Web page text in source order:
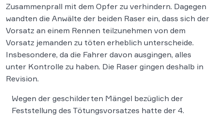
Zusammenprall mit dem Opfer zu verhindern. Dagegen
wandten die Anwälte der beiden Raser ein, dass sich der
Vorsatz an einem Rennen teilzunehmen von dem
Vorsatz jemanden zu töten erheblich unterscheide.
Insbesondere, da die Fahrer davon ausgingen, alles
unter Kontrolle zu haben. Die Raser gingen deshalb in
Revision.
Wegen der geschilderten Mängel bezüglich der
Feststellung des Tötungsvorsatzes hatte der 4.